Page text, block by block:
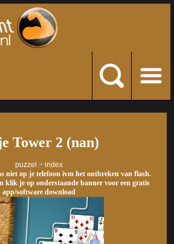
Tower 2 (nan)
puzzel > index
niet op je telefoon ivm het ontbreken van flash.
klik je op onderstaande banner voor een gratis
app/software download